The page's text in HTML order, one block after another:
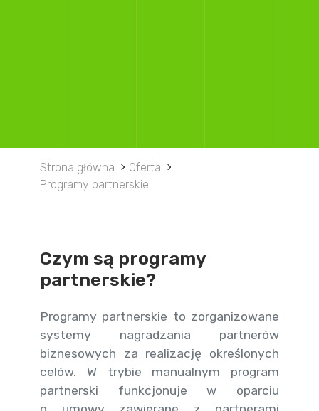
Strona główna
Oferta
Programy partnerskie
Czym są programy
partnerskie?
Programy partnerskie to zorganizowane
systemy nagradzania partnerów
biznesowych za realizację określonych
celów. W trybie manualnym program
partnerski funkcjonuje w oparciu